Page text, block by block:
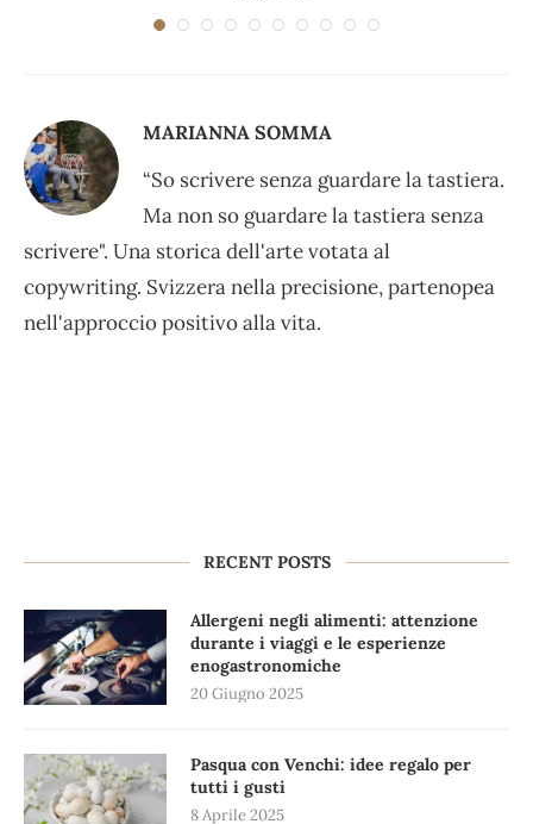
MARIANNA SOMMA
“So scrivere senza guardare la tastiera.
Ma non so guardare la tastiera senza
scrivere". Una storica dell'arte votata al
copywriting. Svizzera nella precisione, partenopea
nell'approccio positivo alla vita.
RECENT POSTS
Allergeni negli alimenti: attenzione
durante i viaggi e le esperienze
enogastronomiche
20 Giugno 2025
Pasqua con Venchi: idee regalo per
tutti i gusti
8 Aprile 2025